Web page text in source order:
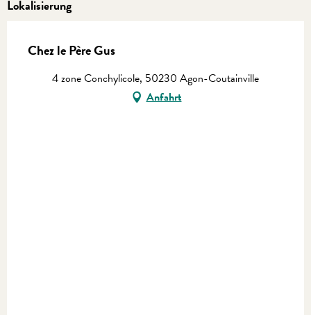
Lokalisierung
Chez le Père Gus
4 zone Conchylicole, 50230 Agon-Coutainville
Anfahrt